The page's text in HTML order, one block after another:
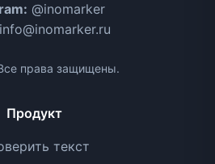
@inomarker
info@inomarker.ru
права защищены.
Продукт
текст